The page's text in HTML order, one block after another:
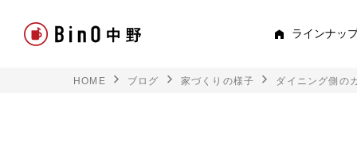
ラインナッ
HOME ブログ 家づくりの様子 ダイニング側の